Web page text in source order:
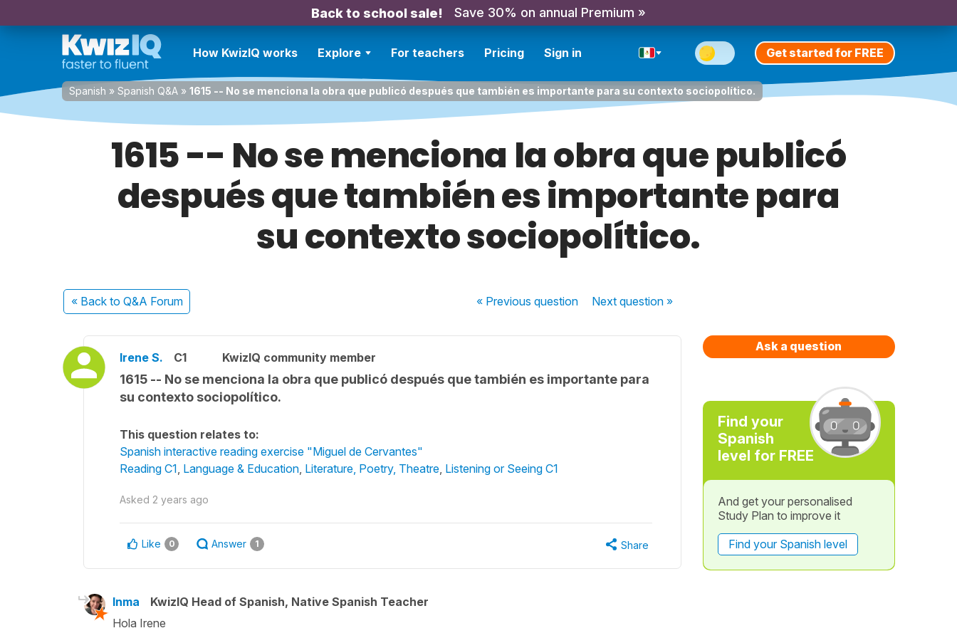
Back to school sale! Save 30% on annual Premium »
How KwizIQ works Explore For teachers Pricing Sign in Get started for FREE
Spanish » Spanish Q&A » 1615 -- No se menciona la obra que publicó después que también es importante para su contexto sociopolítico.
1615 -- No se menciona la obra que publicó
después que también es importante para
su contexto sociopolítico.
« Back to Q&A Forum « Previousquestion Nextquestion »
Irene S. C1 KwizIQ community member
1615 -- No se menciona la obra que publicó después que también es importante para
su contexto sociopolítico.
This question relates to:
Spanish interactive reading exercise "Miguel de Cervantes"
Reading C1, Language & Education, Literature, Poetry, Theatre, Listening or Seeing C1
Asked 2 years ago
Like 0 Answer 1 Share
Inma
KwizIQ Head of Spanish, Native Spanish Teacher
Hola Irene
Ask a question
Find your
Spanish
level for FREE
And get your personalised
Study Plan to improve it
Find your Spanish level